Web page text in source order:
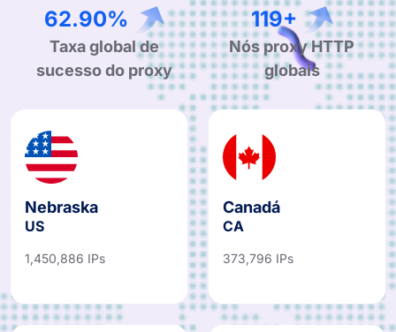
99.90%
Taxa global de
sucesso do proxy
190+
Nós proxy HTTP
globais
Nebraska
US
1,450,886 IPs
Canadá
CA
373,796 IPs